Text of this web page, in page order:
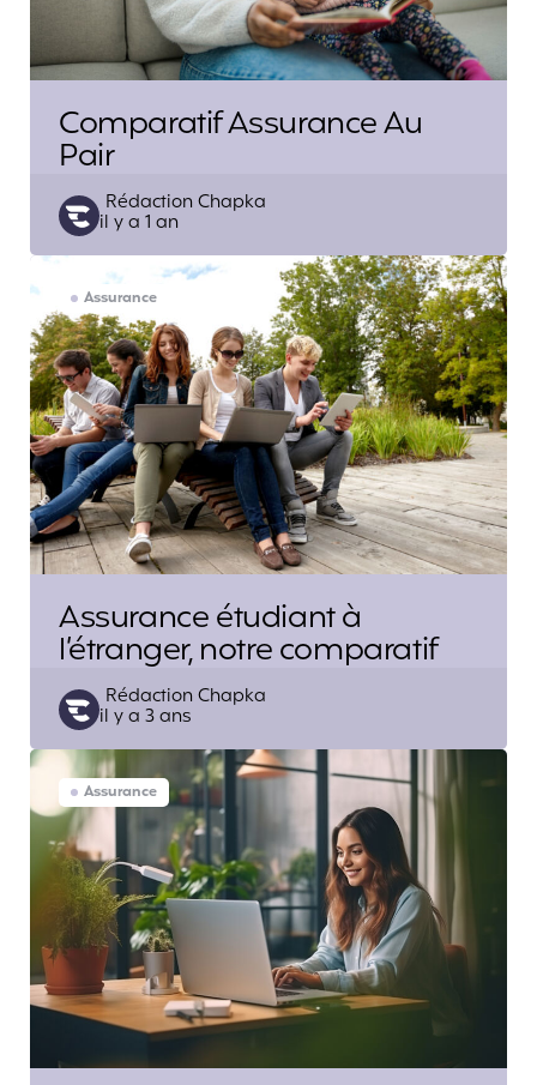
Comparatif Assurance Au
Pair
Posted
by
Rédaction Chapka
il y a 1 an
Assurance
Assurance étudiant à
l’étranger, notre comparatif
Posted
by
Rédaction Chapka
il y a 3 ans
Assurance